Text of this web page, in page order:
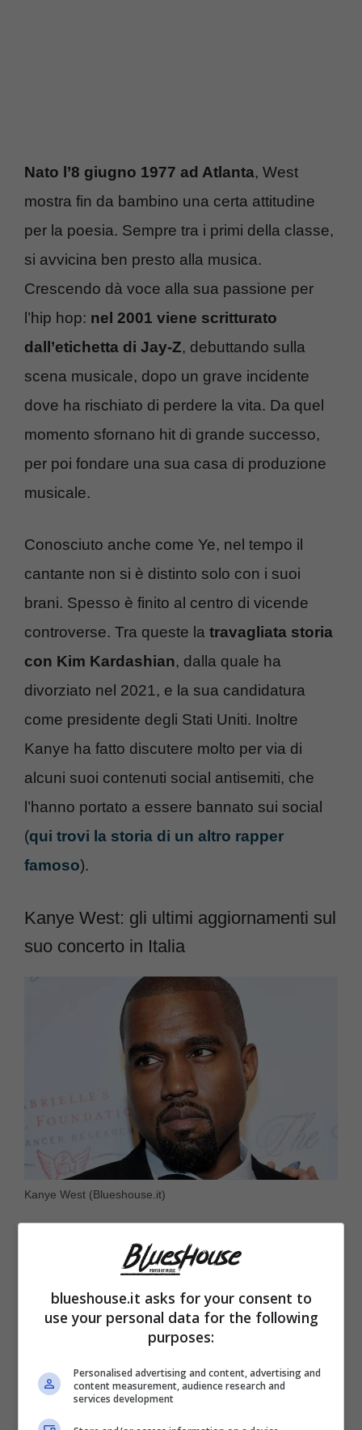
Nato l’8 giugno 1977 ad Atlanta, West
mostra fin da bambino una certa attitudine
per la poesia. Sempre tra i primi della classe,
si avvicina ben presto alla musica.
Crescendo dà voce alla sua passione per
l’hip hop: nel 2001 viene scritturato
dall’etichetta di Jay-Z, debuttando sulla
scena musicale, dopo un grave incidente
dove ha rischiato di perdere la vita. Da quel
momento sfornano hit di grande successo,
per poi fondare una sua casa di produzione
musicale.
Conosciuto anche come Ye, nel tempo il
cantante non si è distinto solo con i suoi
brani. Spesso è finito al centro di vicende
controverse. Tra queste la travagliata storia
con Kim Kardashian, dalla quale ha
divorziato nel 2021, e la sua candidatura
come presidente degli Stati Uniti. Inoltre
Kanye ha fatto discutere molto per via di
alcuni suoi contenuti social antisemiti, che
l’hanno portato a essere bannato sui social
(qui trovi la storia di un altro rapper
famoso).
Kanye West: gli ultimi aggiornamenti sul
suo concerto in Italia
Kanye West (Blueshouse.it)
blueshouse.it asks for your consent to
use your personal data for the following
purposes:
Personalised advertising and content, advertising and
content measurement, audience research and
services development